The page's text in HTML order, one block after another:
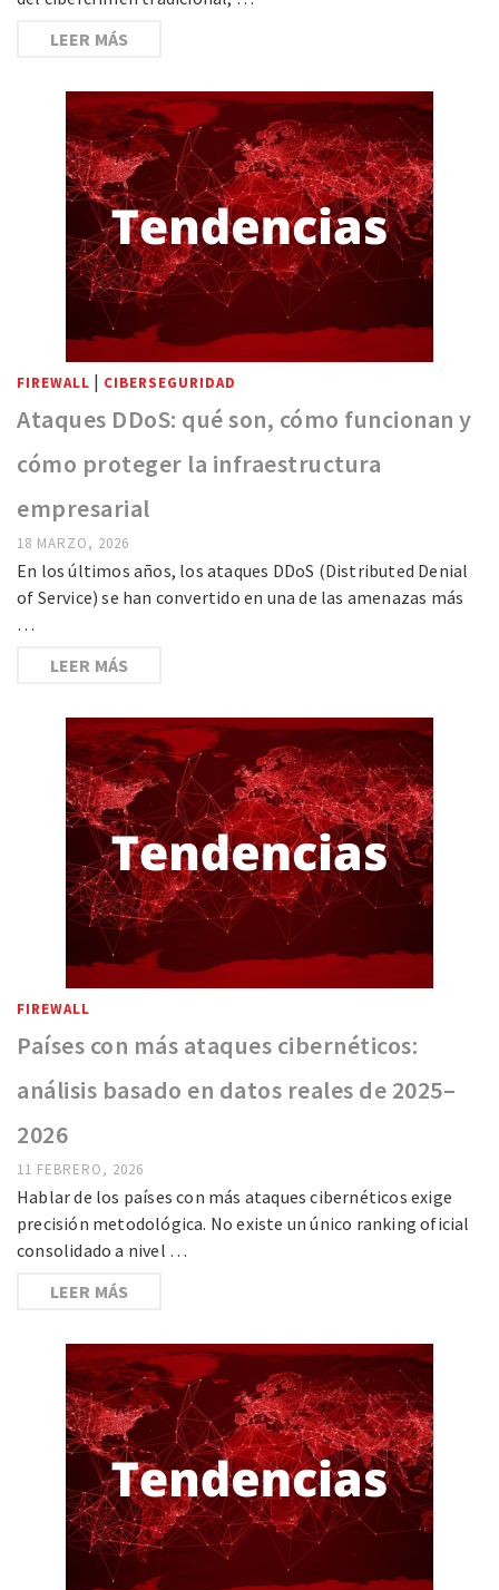
LEER MÁS
FIREWALL | CIBERSEGURIDAD
Ataques DDoS: qué son, cómo funcionan y
cómo proteger la infraestructura
empresarial
18 MARZO, 2026
En los últimos años, los ataques DDoS (Distributed Denial
of Service) se han convertido en una de las amenazas más
…
LEER MÁS
FIREWALL
Países con más ataques cibernéticos:
análisis basado en datos reales de 2025–
2026
11 FEBRERO, 2026
Hablar de los países con más ataques cibernéticos exige
precisión metodológica. No existe un único ranking oficial
consolidado a nivel …
LEER MÁS